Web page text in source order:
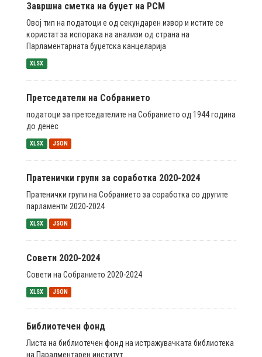
Завршна сметка на буџет на РСМ
Овој тип на податоци е од секундарен извор и истите се
користат за испорака на анализи од страна на
Парламентарната буџетска канцеларија
XLSX
Претседатели на Собранието
податоци за претседателите на Собранието од 1944 година
до денес
XLSX JSON
Пратенички групи за соработка 2020-2024
Пратенички групи на Собранието за соработка со другите
парламенти 2020-2024
XLSX JSON
Совети 2020-2024
Совети на Собранието 2020-2024
XLSX JSON
Библиотечен фонд
Листа на библиотечен фонд на истражувачката библиотека
на Паралментарен институт